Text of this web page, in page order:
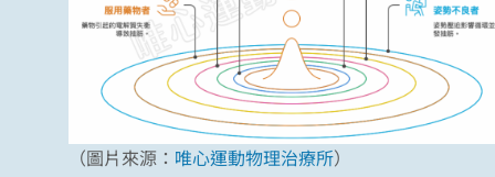
（圖片來源： 唯心運動物理治療所）